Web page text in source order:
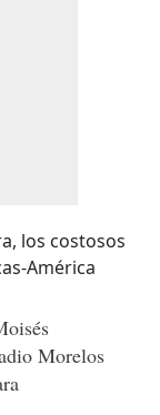
Morelos